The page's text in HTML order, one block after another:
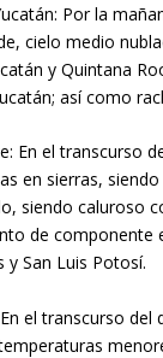
Por la
cielo medio
y Quintana
así como
En el transcurso
en sierras,
siendo caluroso
de
y San Luis Potosí.
el transcurso